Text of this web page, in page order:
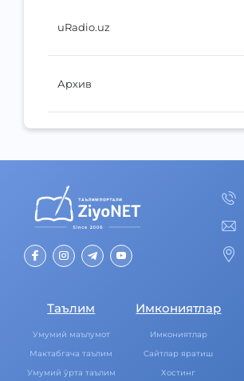
uRadio.uz
Архив
Таълим
Умумий маълумот
Мактабгача таълим
Умумий ўрта таълим
Имкониятлар
Имкониятлар
Cайтлар яратиш
Хостинг